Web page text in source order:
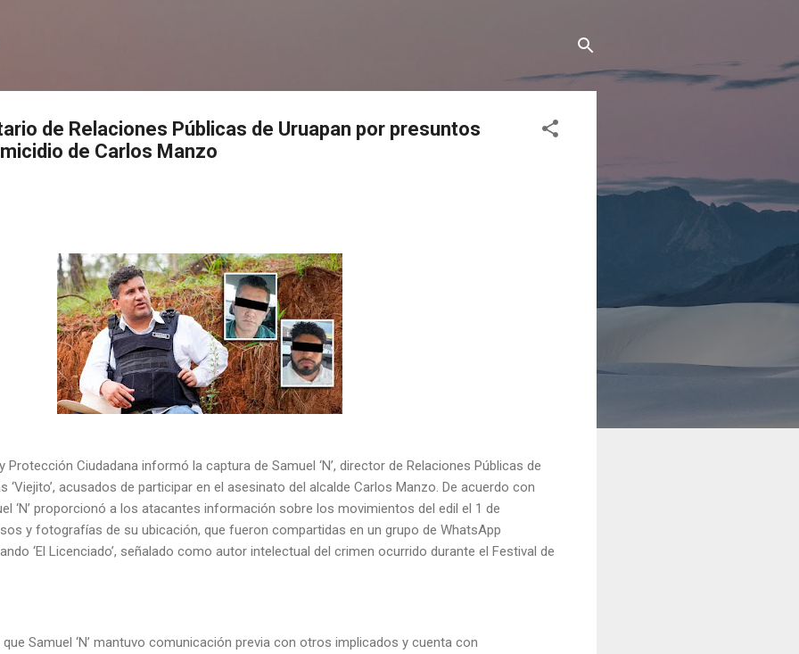
de Relaciones Públicas de Uruapan por presuntos
de Carlos Manzo
Protección Ciudadana informó la captura de Samuel ‘N’, director de Relaciones Públicas de
‘Viejito’, acusados de participar en el asesinato del alcalde Carlos Manzo. De acuerdo con
‘N’ proporcionó a los atacantes información sobre los movimientos del edil el 1 de
y fotografías de su ubicación, que fueron compartidas en un grupo de WhatsApp
‘El Licenciado’, señalado como autor intelectual del crimen ocurrido durante el Festival de
Samuel ‘N’ mantuvo comunicación previa con otros implicados y cuenta con